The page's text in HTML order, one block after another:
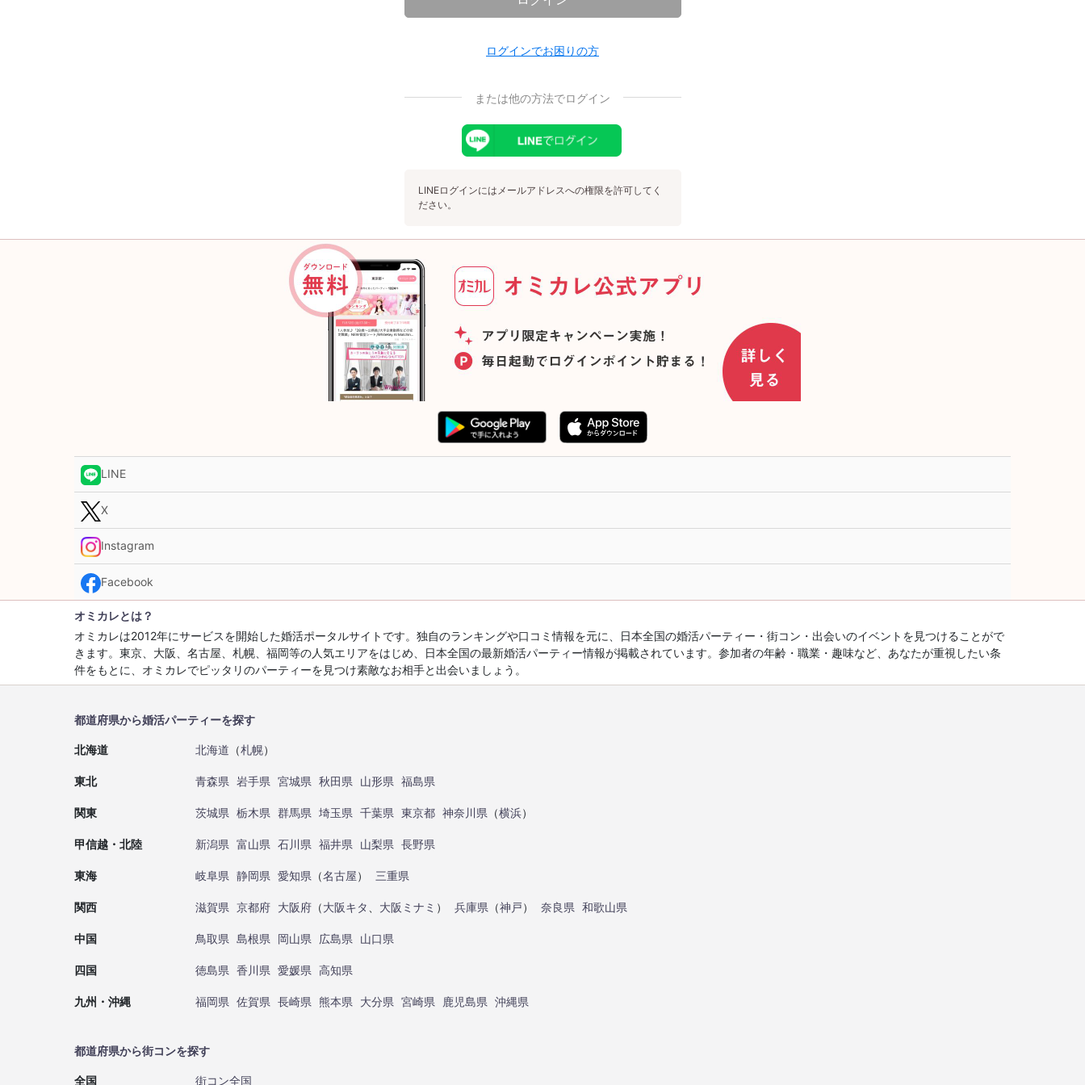
ログインでお困りの方
または他の方法でログイン
LINEログインにはメールアドレスへの権限を許可してく
ださい。
LINE
X
Instagram
Facebook
オミカレとは？
オミカレは2012年にサービスを開始した婚活ポータルサイトです。独自のランキングや口コミ情報を元に、日本全国の婚活パーティー・街コン・出会いのイベントを見つけることがで
きます。東京、大阪、名古屋、札幌、福岡等の人気エリアをはじめ、日本全国の最新婚活パーティー情報が掲載されています。参加者の年齢・職業・趣味など、あなたが重視したい条
件をもとに、オミカレでピッタリのパーティーを見つけ素敵なお相手と出会いましょう。
都道府県から婚活パーティーを探す
北海道 北海道 （札幌）
東北 青森県 岩手県 宮城県 秋田県 山形県 福島県
関東 茨城県 栃木県 群馬県 埼玉県 千葉県 東京都 神奈川県 （横浜）
甲信越・北陸 新潟県 富山県 石川県 福井県 山梨県 長野県
東海 岐阜県 静岡県 愛知県 （名古屋） 三重県
関西 滋賀県 京都府 大阪府 （大阪キタ 大阪ミナミ ） 兵庫県 （神戸） 奈良県 和歌山県
中国 鳥取県 島根県 岡山県 広島県 山口県
四国 徳島県 香川県 愛媛県 高知県
九州・沖縄 福岡県 佐賀県 長崎県 熊本県 大分県 宮崎県 鹿児島県 沖縄県
都道府県から街コンを探す
全国 街コン全国